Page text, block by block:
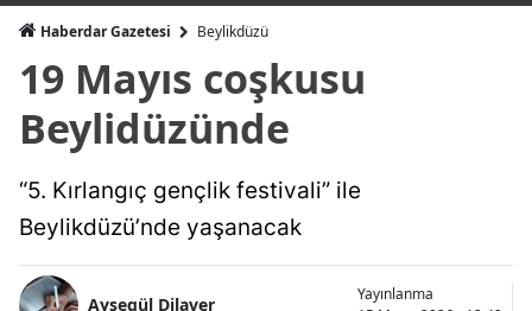
Haberdar Gazetesi Beylikdüzü
19 Mayıs coşkusu
Beylidüzünde
“5. Kırlangıç gençlik festivali” ile
Beylikdüzü’nde yaşanacak
Ayşegül Dilaver
Yayınlanma